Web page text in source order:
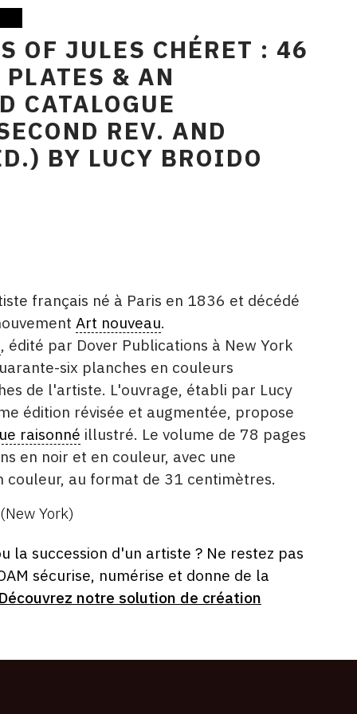
OF JULES CHÉRET : 46
& AN
CATALOGUE
REV. AND
BY LUCY BROIDO
français né à Paris en 1836 et décédé
Art nouveau.
, édité par Dover Publications à New York
six planches en couleurs
de l'artiste. L'ouvrage, établi par Lucy
édition révisée et augmentée, propose
raisonné illustré. Le volume de 78 pages
en noir et en couleur, avec une
au format de 31 centimètres.
York)
la succession d'un artiste ? Ne restez pas
sécurise, numérise et donne de la
notre solution de création